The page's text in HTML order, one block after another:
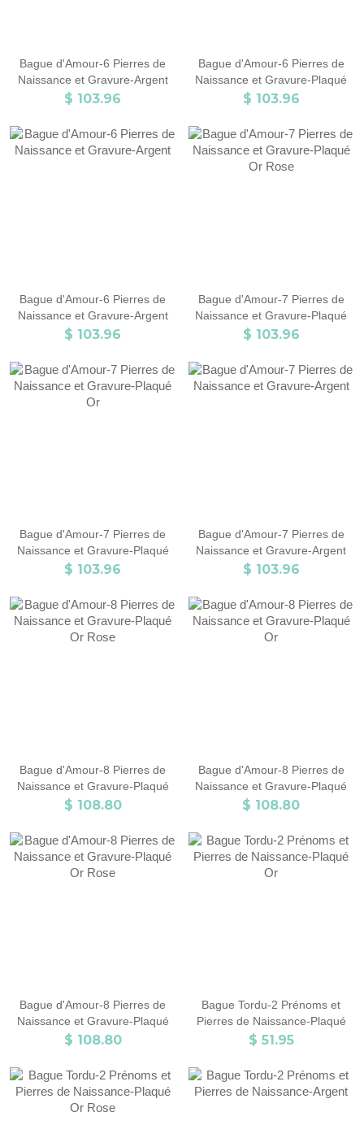
Bague d'Amour-6 Pierres de
Naissance et Gravure-Argent
$ 103.96
Bague d'Amour-6 Pierres de
Naissance et Gravure-Plaqué
Or
$ 103.96
Bague d'Amour-6 Pierres de
Naissance et Gravure-Argent
$ 103.96
Bague d'Amour-7 Pierres de
Naissance et Gravure-Plaqué
Or Rose
$ 103.96
Bague d'Amour-7 Pierres de
Naissance et Gravure-Plaqué
Or
$ 103.96
Bague d'Amour-7 Pierres de
Naissance et Gravure-Argent
$ 103.96
Bague d'Amour-8 Pierres de
Naissance et Gravure-Plaqué
Or Rose
$ 108.80
Bague d'Amour-8 Pierres de
Naissance et Gravure-Plaqué
Or
$ 108.80
Bague d'Amour-8 Pierres de
Naissance et Gravure-Plaqué
Or Rose
$ 108.80
Bague Tordu-2 Prénoms et
Pierres de Naissance-Plaqué
Or
$ 51.95